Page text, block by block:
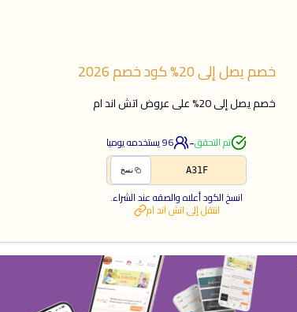
خصم يصل إلى 20% كود خصم2026
خصم يصل إلى 20% على عروض اتش اند ام
تم التحقق-
96يستخدمه يوميا
A31F نسخ
انسخ الكود أعلاه والصقه عند الشراء.
انتقل إلىاتش اند ام